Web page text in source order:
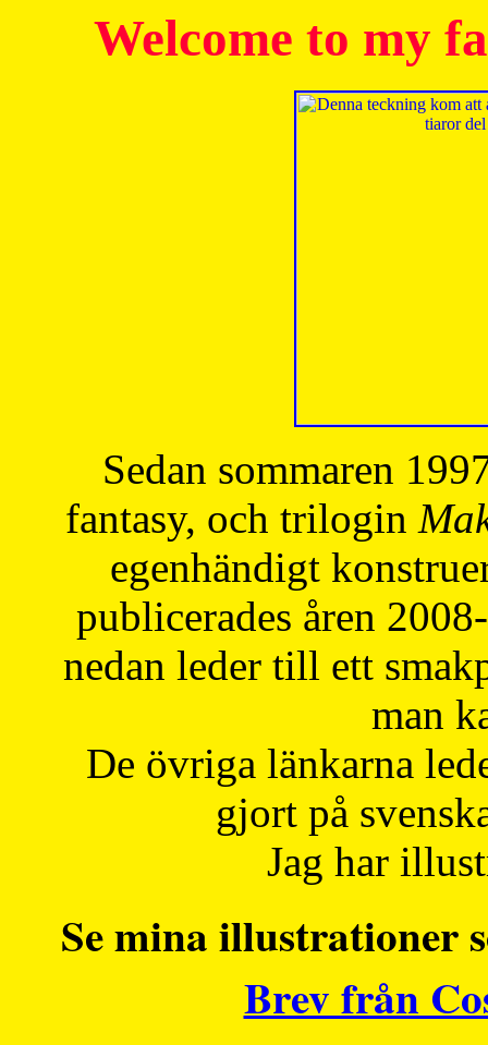
Welcome to my
Sedan sommaren
fantasy, och trilogin
egenhändigt
publicerades åren
nedan leder till ett
man
De övriga länkarna
gjort på
Jag har
Se mina illustrationer
Brev från